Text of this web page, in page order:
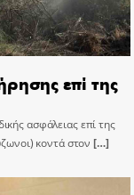
επί της
ασφάλειας επί της
κοντά στον […]